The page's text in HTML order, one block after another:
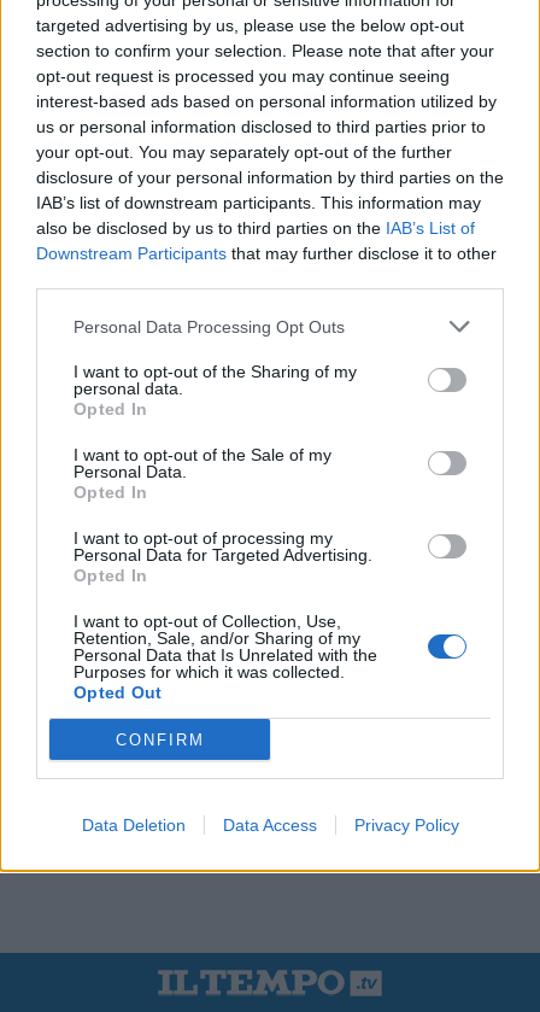
targeted advertising by us, please use the below opt-out
section to confirm your selection. Please note that after your
opt-out request is processed you may continue seeing
interest-based ads based on personal information utilized by
us or personal information disclosed to third parties prior to
your opt-out. You may separately opt-out of the further
disclosure of your personal information by third parties on the
IAB’s list of downstream participants. This information may
also be disclosed by us to third parties on the IAB’s List of
Downstream Participants that may further disclose it to other
Personal Data Processing Opt Outs
I want to opt-out of the Sharing of my
personal data.
Opted In
I want to opt-out of the Sale of my
Personal Data.
Opted In
I want to opt-out of processing my
Personal Data for Targeted Advertising.
Opted In
I want to opt-out of Collection, Use,
Retention, Sale, and/or Sharing of my
Personal Data that Is Unrelated with the
Purposes for which it was collected.
Opted Out
CONFIRM
Data Deletion Data Access Privacy Policy